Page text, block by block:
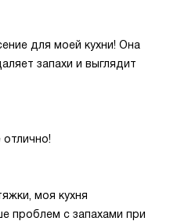
для моей кухни! Она
запахи и выглядит
отлично!
моя кухня
проблем с запахами при